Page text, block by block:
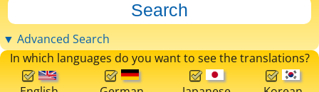
▼ Advanced Search
In which languages do you want to see the translations?